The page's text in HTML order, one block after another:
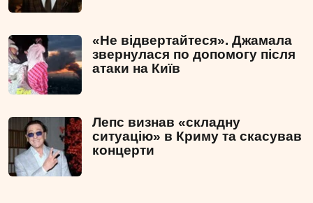
«Не відвертайтеся». Джамала
звернулася по допомогу після
атаки на Київ
Лепс визнав «складну
ситуацію» в Криму та скасував
концерти